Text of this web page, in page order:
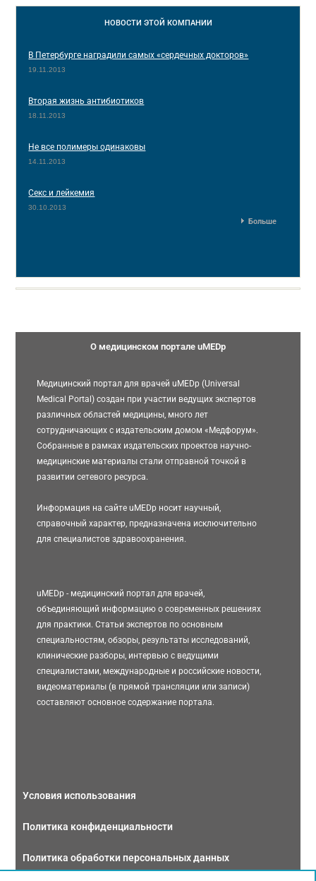
НОВОСТИ ЭТОЙ КОМПАНИИ
В Петербурге наградили самых «сердечных докторов»
19.11.2013
Вторая жизнь антибиотиков
18.11.2013
Не все полимеры одинаковы
14.11.2013
Секс и лейкемия
30.10.2013
Больше
О медицинском портале uMEDp
Медицинский портал для врачей uMEDp (Universal
Medical Portal) создан при участии ведущих экспертов
различных областей медицины, много лет
сотрудничающих с издательским домом «Медфорум».
Собранные в рамках издательских проектов научно-
медицинские материалы стали отправной точкой в
развитии сетевого ресурса.
Информация на сайте uMEDp носит научный,
справочный характер, предназначена исключительно
для специалистов здравоохранения.
uMEDp - медицинский портал для врачей,
объединяющий информацию о современных решениях
для практики. Статьи экспертов по основным
специальностям, обзоры, результаты исследований,
клинические разборы, интервью с ведущими
специалистами, международные и российские новости,
видеоматериалы (в прямой трансляции или записи)
составляют основное содержание портала.
Условия использования
Политика конфиденциальности
Политика обработки персональных данных